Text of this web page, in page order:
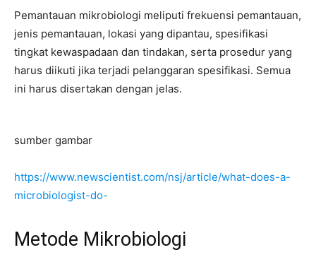
Pemantauan mikrobiologi meliputi frekuensi pemantauan,
jenis pemantauan, lokasi yang dipantau, spesifikasi
tingkat kewaspadaan dan tindakan, serta prosedur yang
harus diikuti jika terjadi pelanggaran spesifikasi. Semua
ini harus disertakan dengan jelas.
sumber gambar
https://www.newscientist.com/nsj/article/what-does-a-
microbiologist-do-
Metode Mikrobiologi